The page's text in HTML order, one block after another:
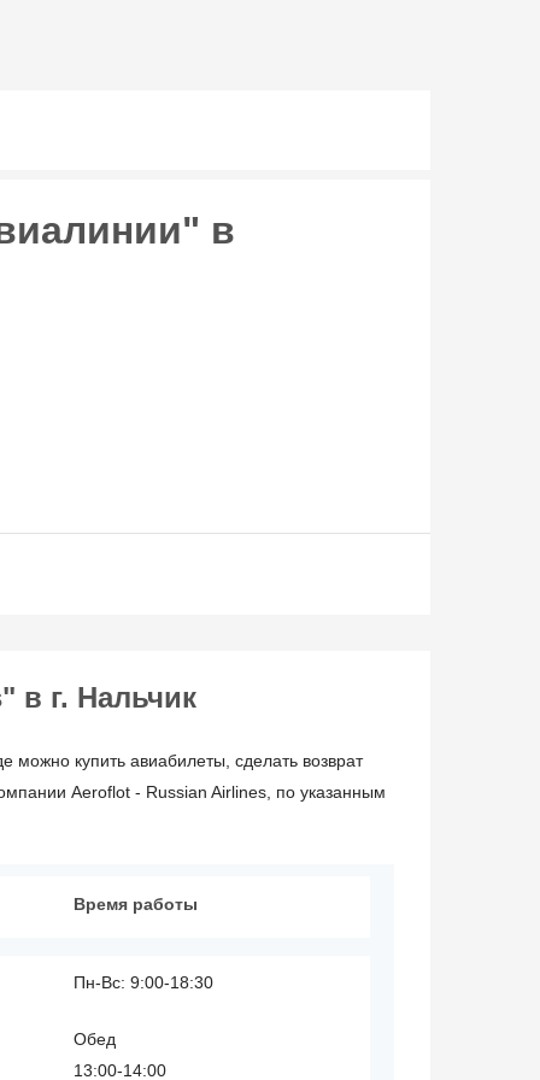
в
в г. Нальчик
можно купить авиабилеты, сделать возврат
Aeroflot - Russian Airlines, по указанным
Время работы
Пн-Вс: 9:00-18:30
Обед
13:00-14:00